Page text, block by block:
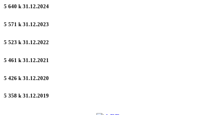
5 640 k 31.12.2024
5 571 k 31.12.2023
5 523 k 31.12.2022
5 461 k 31.12.2021
5 426 k 31.12.2020
5 358 k 31.12.2019